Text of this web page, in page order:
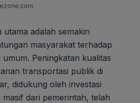
utama adalah semakin
masyarakat terhadap
Peningkatan kualitas
transportasi publik di
didukung oleh investasi
dari pemerintah, telah